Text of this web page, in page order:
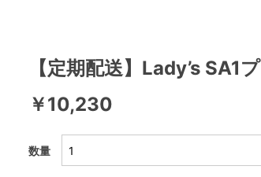
【定期配送】Lady’s SA1
￥10,230
数量